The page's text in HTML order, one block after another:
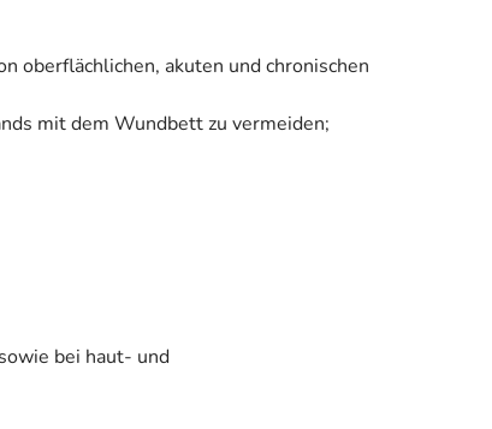
oberflächlichen, akuten und chronischen
mit dem Wundbett zu vermeiden;
bei haut- und